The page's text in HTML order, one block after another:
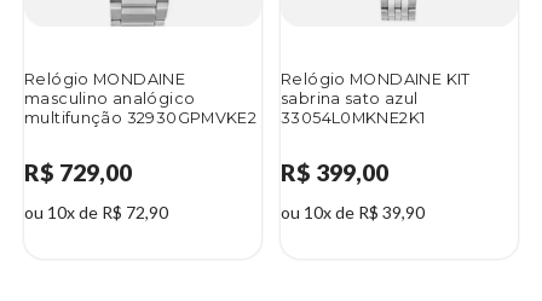
Relógio MONDAINE
masculino analógico
multifunção 32930GPMVKE2
R$ 729,00
ou 10x de R$ 72,90
Relógio MONDAINE KIT
sabrina sato azul
33054L0MKNE2K1
R$ 399,00
ou 10x de R$ 39,90